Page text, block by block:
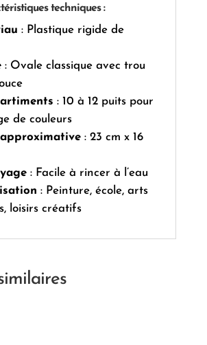
techniques :
: Plastique rigide de
: Ovale classique avec trou
: 10 à 12 puits pour
de couleurs
: 23 cm x 16
: Facile à rincer à l’eau
: Peinture, école, arts
loisirs créatifs